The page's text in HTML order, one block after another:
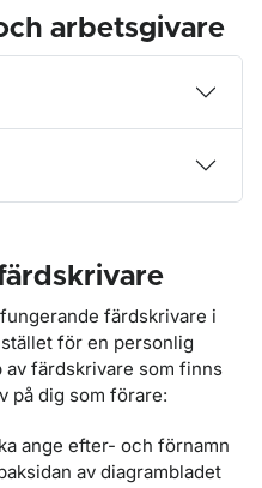
arbetsgivare
färdskrivare i
för en personlig
färdskrivare som finns
på dig som förare:
ange efter- och förnamn
av diagrambladet